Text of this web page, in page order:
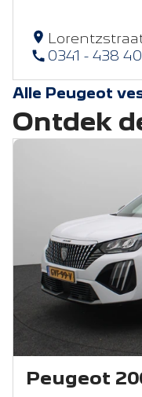
0341 - 438
Alle Peugeot
Ontdek
Peugeot